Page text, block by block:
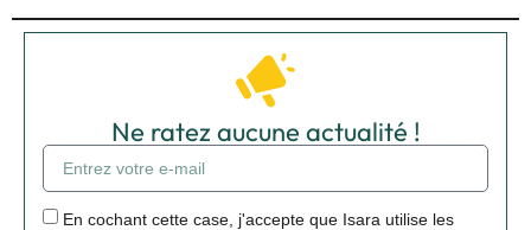
Ne ratez aucune actualité !
En cochant cette case, j'accepte que Isara utilise les